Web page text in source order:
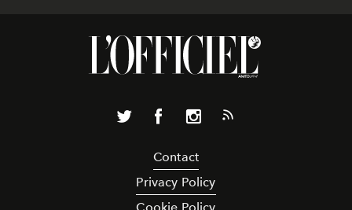
Contact
Privacy Policy
Cookie Policy